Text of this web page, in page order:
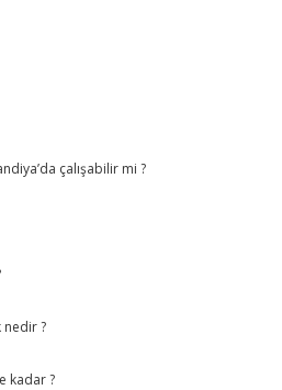
çalışabilir mi ?
nedir ?
kadar ?